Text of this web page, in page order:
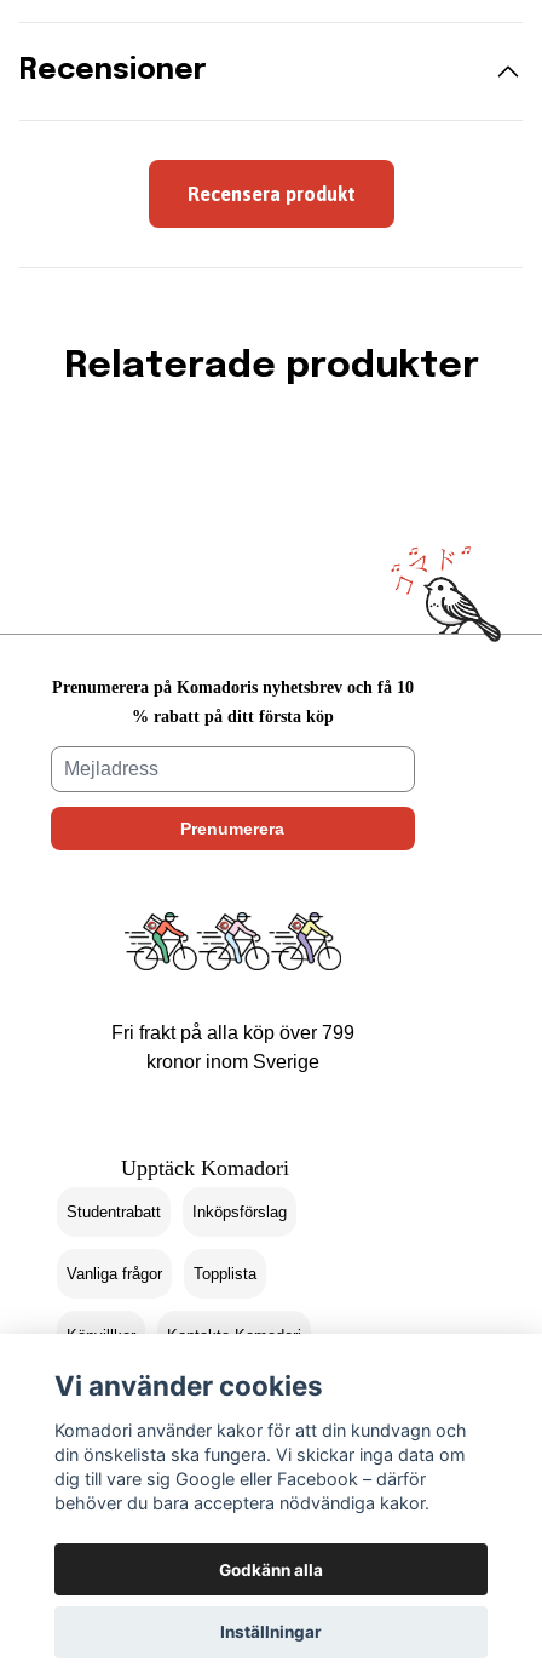
Recensioner
Recensera produkt
Relaterade produkter
Prenumerera på Komadoris nyhetsbrev och få 10
% rabatt på ditt första köp
Fri frakt på alla köp över 799
kronor inom Sverige
Upptäck Komadori
Studentrabatt Inköpsförslag
Vanliga frågor Topplista
Köpvillkor Kontakta Komadori
Logga in Returer
Vi använder cookies
Komadori använder kakor för att din kundvagn och
din önskelista ska fungera. Vi skickar inga data om
dig till vare sig Google eller Facebook – därför
behöver du bara acceptera nödvändiga kakor.
Godkänn alla
Inställningar